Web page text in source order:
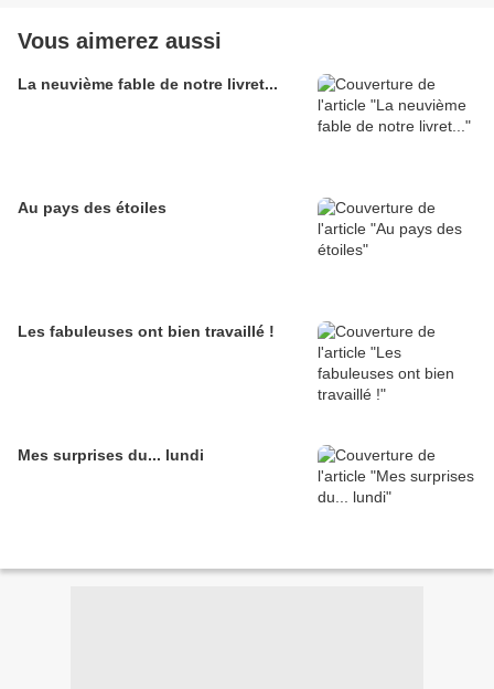
Vous aimerez aussi
La neuvième fable de notre livret...
Au pays des étoiles
Les fabuleuses ont bien travaillé !
Mes surprises du... lundi